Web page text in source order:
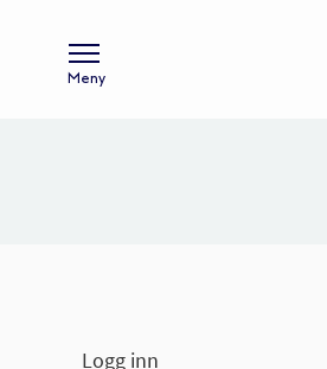
Meny
Logg inn